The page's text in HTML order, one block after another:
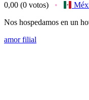
0,00 (0 votos)
Nos hospedamos en un
amor filial